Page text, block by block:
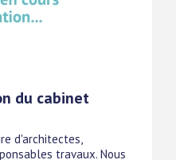
du cabinet
d'architectes,
travaux. Nous